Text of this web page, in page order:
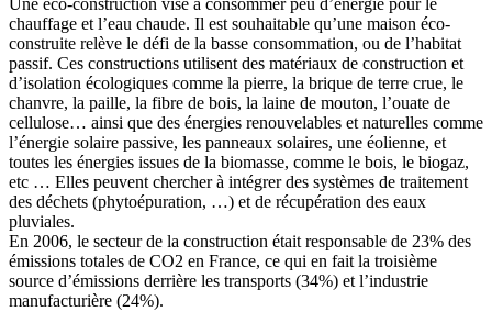
Une éco-construction vise à consommer peu d’énergie pour le
chauffage et l’eau chaude. Il est souhaitable qu’une maison éco-
construite relève le défi de la basse consommation, ou de l’habitat
passif. Ces constructions utilisent des matériaux de construction et
d’isolation écologiques comme la pierre, la brique de terre crue, le
chanvre, la paille, la fibre de bois, la laine de mouton, l’ouate de
cellulose… ainsi que des énergies renouvelables et naturelles comme
l’énergie solaire passive, les panneaux solaires, une éolienne, et
toutes les énergies issues de la biomasse, comme le bois, le biogaz,
etc … Elles peuvent chercher à intégrer des systèmes de traitement
des déchets (phytoépuration, …) et de récupération des eaux
pluviales.
En 2006, le secteur de la construction était responsable de 23% des
émissions totales de CO2 en France, ce qui en fait la troisième
source d’émissions derrière les transports (34%) et l’industrie
manufacturière (24%).